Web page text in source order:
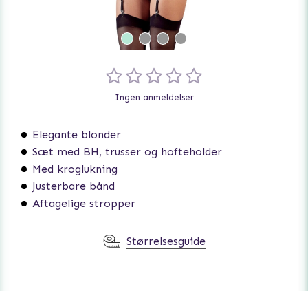
Elegante blonder
Sæt med BH, trusser og hofteholder
Med kroglukning
Justerbare bånd
Aftagelige stropper
Ingen anmeldelser
Størrelsesguide